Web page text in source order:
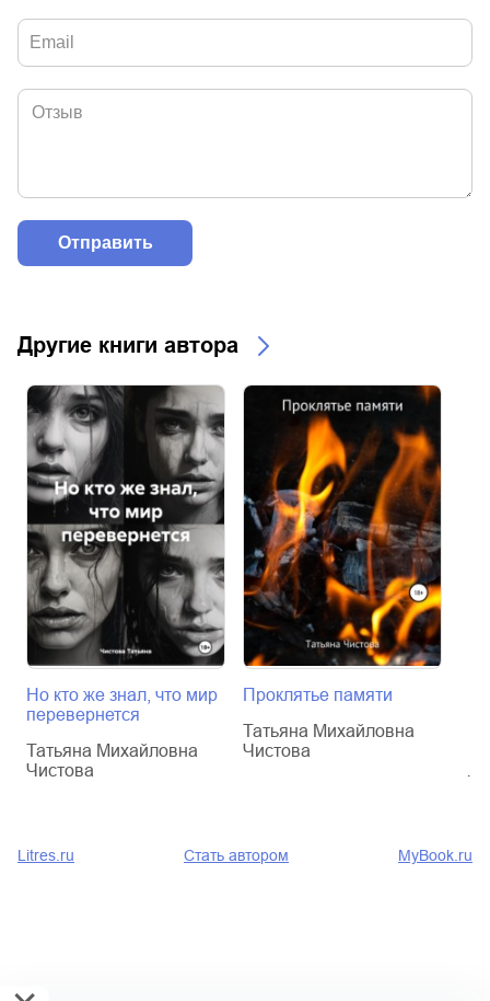
Другие книги автора
Но кто же знал, что мир
перевернется
Татьяна Михайловна
Чистова
Проклятье памяти
Татьяна Михайловна
Чистова
Litres.ru Стать автором MyBook.ru